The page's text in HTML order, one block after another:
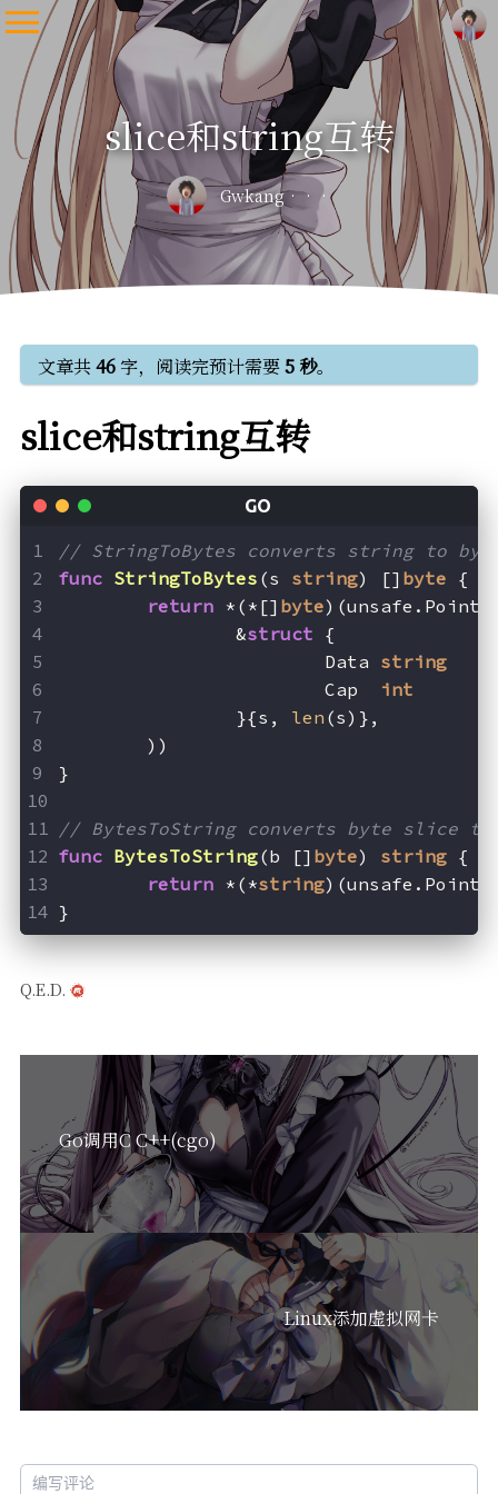
slice和string互转
Gwkang
文章共46字，阅读完预计需要5 秒。
slice和string互转
// StringToBytes converts string to
func StringToBytes (s string) [] byte {
return *(*[] byte
		&
struct {
			Data
string
			Cap
int
		}{s,
len (s)},
	))
}
// BytesToString converts byte slice
func BytesToString(b [] byte) string {
return *(*string
}
Q.E.D.
Go调用C C++(cgo)
Linux添加虚拟网卡